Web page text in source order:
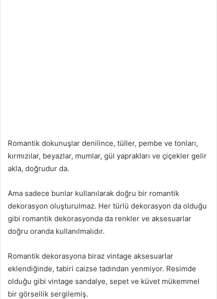
Romantik dokunuşlar denilince, tüller, pembe ve tonları,
kırmızılar, beyazlar, mumlar, gül yaprakları ve çiçekler gelir
akla, doğrudur da.
Ama sadece bunlar kullanılarak doğru bir romantik
dekorasyon oluşturulmaz. Her türlü dekorasyon da olduğu
gibi romantik dekorasyonda da renkler ve aksesuarlar
doğru oranda kullanılmalıdır.
Romantik dekorasyona biraz vintage aksesuarlar
eklendiğinde, tabiri caizse tadından yenmiyor. Resimde
olduğu gibi vintage sandalye, sepet ve küvet mükemmel
bir görsellik sergilemiş.